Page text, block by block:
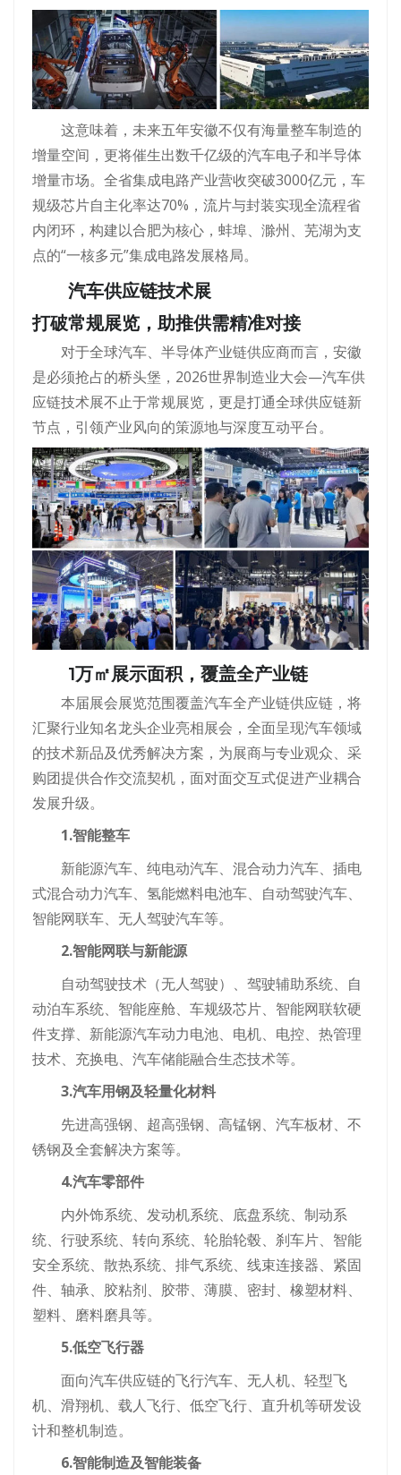
这意味着，未来五年安徽不仅有海量整车制造的
增量空间，更将催生出数千亿级的汽车电子和半导体
增量市场。全省集成电路产业营收突破3000亿元，车
规级芯片自主化率达70%，流片与封装实现全流程省
内闭环，构建以合肥为核心，蚌埠、滁州、芜湖为支
点的“一核多元”集成电路发展格局。
汽车供应链技术展
打破常规展览，助推供需精准对接
对于全球汽车、半导体产业链供应商而言，安徽
是必须抢占的桥头堡，2026世界制造业大会—汽车供
应链技术展不止于常规展览，更是打通全球供应链新
节点，引领产业风向的策源地与深度互动平台。
1万㎡展示面积，覆盖全产业链
本届展会展览范围覆盖汽车全产业链供应链，将
汇聚行业知名龙头企业亮相展会，全面呈现汽车领域
的技术新品及优秀解决方案，为展商与专业观众、采
购团提供合作交流契机，面对面交互式促进产业耦合
发展升级。
1.智能整车
新能源汽车、纯电动汽车、混合动力汽车、插电
式混合动力汽车、氢能燃料电池车、自动驾驶汽车、
智能网联车、无人驾驶汽车等。
2.智能网联与新能源
自动驾驶技术（无人驾驶）、驾驶辅助系统、自
动泊车系统、智能座舱、车规级芯片、智能网联软硬
件支撑、新能源汽车动力电池、电机、电控、热管理
技术、充换电、汽车储能融合生态技术等。
3.汽车用钢及轻量化材料
先进高强钢、超高强钢、高锰钢、汽车板材、不
锈钢及全套解决方案等。
4.汽车零部件
内外饰系统、发动机系统、底盘系统、制动系
统、行驶系统、转向系统、轮胎轮毂、刹车片、智能
安全系统、散热系统、排气系统、线束连接器、紧固
件、轴承、胶粘剂、胶带、薄膜、密封、橡塑材料、
塑料、磨料磨具等。
5.低空飞行器
面向汽车供应链的飞行汽车、无人机、轻型飞
机、滑翔机、载人飞行、低空飞行、直升机等研发设
计和整机制造。
6.智能制造及智能装备